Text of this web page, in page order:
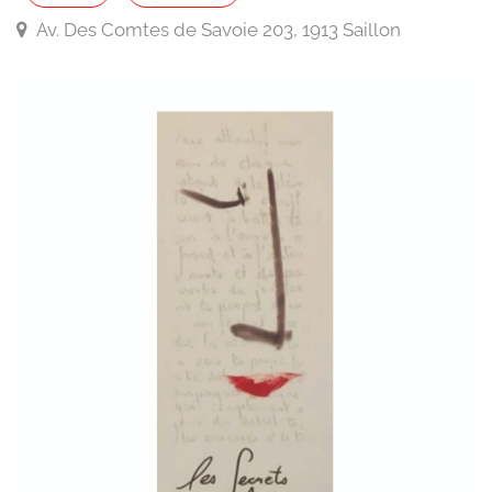
Av. Des Comtes de Savoie 203, 1913 Saillon